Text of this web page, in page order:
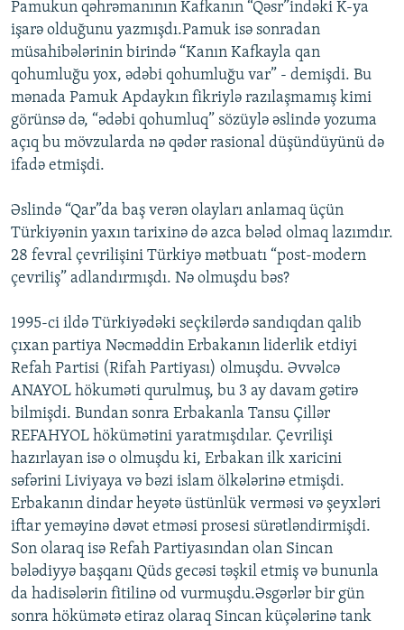
Pamukun qəhrəmanının Kafkanın “Qəsr”indəki K-ya
işarə olduğunu yazmışdı.Pamuk isə sonradan
müsahibələrinin birində “Kanın Kafkayla qan
qohumluğu yox, ədəbi qohumluğu var” - demişdi. Bu
mənada Pamuk Apdaykın fikriylə razılaşmamış kimi
görünsə də, “ədəbi qohumluq” sözüylə əslində yozuma
açıq bu mövzularda nə qədər rasional düşündüyünü də
ifadə etmişdi.
Əslində “Qar”da baş verən olayları anlamaq üçün
Türkiyənin yaxın tarixinə də azca bələd olmaq lazımdır.
28 fevral çevrilişini Türkiyə mətbuatı “post-modern
çevriliş” adlandırmışdı. Nə olmuşdu bəs?
1995-ci ildə Türkiyədəki seçkilərdə sandıqdan qalib
çıxan partiya Nəcməddin Erbakanın liderlik etdiyi
Refah Partisi (Rifah Partiyası) olmuşdu. Əvvəlcə
ANAYOL hökuməti qurulmuş, bu 3 ay davam gətirə
bilmişdi. Bundan sonra Erbakanla Tansu Çillər
REFAHYOL hökümətini yaratmışdılar. Çevrilişi
hazırlayan isə o olmuşdu ki, Erbakan ilk xaricini
səfərini Liviyaya və bəzi islam ölkələrinə etmişdi.
Erbakanın dindar heyətə üstünlük verməsi və şeyxləri
iftar yeməyinə dəvət etməsi prosesi sürətləndirmişdi.
Son olaraq isə Refah Partiyasından olan Sincan
bələdiyyə başqanı Qüds gecəsi təşkil etmiş və bununla
da hadisələrin fitilinə od vurmuşdu.Əsgərlər bir gün
sonra hökümətə etiraz olaraq Sincan küçələrinə tank